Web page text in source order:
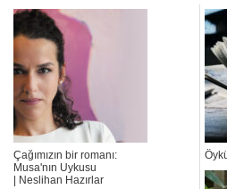
Çağımızın bir romanı:
Musa'nın Uykusu
| Neslihan Hazırlar